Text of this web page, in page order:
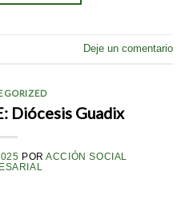
Deje un comentario
Diócesis Guadix
PORACCIÓN SOCIAL